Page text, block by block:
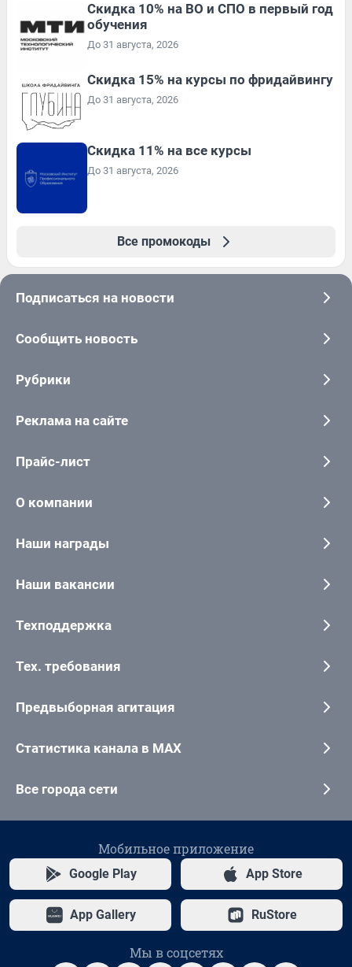
Скидка 10% на ВО и СПО в первый год
обучения
До 31 августа, 2026
Скидка 15% на курсы по фридайвингу
До 31 августа, 2026
Скидка 11% на все курсы
До 31 августа, 2026
Все промокоды
Подписаться на новости
Сообщить новость
Рубрики
Реклама на сайте
Прайс-лист
О компании
Наши награды
Наши вакансии
Техподдержка
Тех. требования
Предвыборная агитация
Статистика канала в MAX
Все города сети
Мобильное приложение
Google Play App Store
App Gallery RuStore
Мы в соцсетях